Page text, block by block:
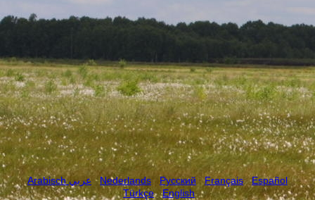
Arabisch عربي Nederlands Русский Français
Español
Türkçe
English